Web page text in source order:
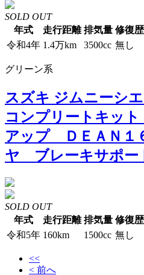
SOLD OUT
年式
走行距離 排気量 修復歴
令和4年 1.4万km 3500cc 無し
グリーン系
スズキ ジムニーシ
コンプリートキッ
アップ ＤＥＡＮ１
ヤ ブレーキサポー
SOLD OUT
年式
走行距離 排気量 修復歴
令和5年 160km 1500cc 無し
<<
< 前へ